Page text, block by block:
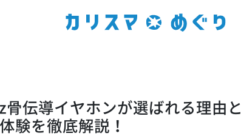
伝導イヤホンが選ばれる理由と
験を徹底解説！